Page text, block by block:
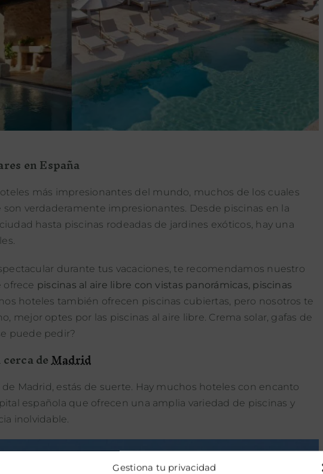
Gestiona tu privacidad
en España
más impresionantes del mundo, muchos de los cuales
verdaderamente impresionantes. Desde piscinas en la
hasta piscinas rodeadas de jardines exóticos, hay una
durante tus vacaciones, te recomendamos nuestro
ofrece piscinas al aire libre con vistas panorámicas, piscinas
hoteles también ofrecen piscinas cubiertas, pero nosotros te
mejor optes por las piscinas al aire libre. Crema solar, gafas de
puede pedir?
deMadrid
Madrid, estás de suerte. Hay muchos hoteles con encanto
española que ofrecen una amplia variedad de piscinas y
inolvidable.